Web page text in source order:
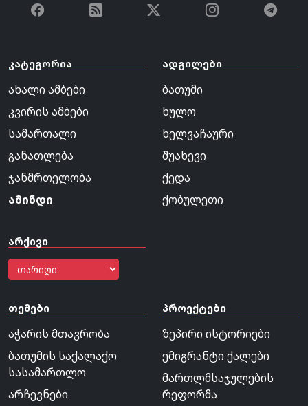
კატეგორია
ახალი ამბები
კვირის ამბები
სამართალი
განათლება
ჯანმრთელობა
ამინდი
არქივი
ადგილები
ბათუმი
ხულო
ხელვაჩაური
შუახევი
ქედა
ქობულეთი
თემები
აჭარის მთავრობა
ბათუმის საქალაქო
სასამართლო
არჩევნები
პროექტები
ზეპირი ისტორიები
ემიგრანტი ქალები
მართლმსაჯულების
რეფორმა